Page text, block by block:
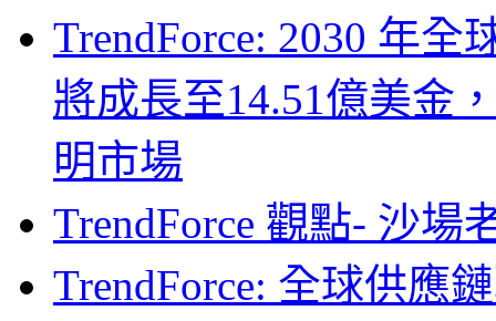
TrendForce: 2030 年
將成長至14.51億美金
明市場
TrendForce 觀點- 沙場
TrendForce: 全球供應